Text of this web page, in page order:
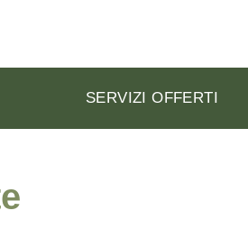
SERVIZI OFFERTI